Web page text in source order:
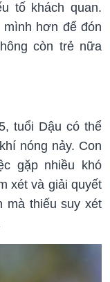
tố khách quan.
hơn để đón
còn trẻ nữa
tuổi Dậu có thể
nóng nảy. Con
gặp nhiều khó
xét và giải quyết
mà thiếu suy xét